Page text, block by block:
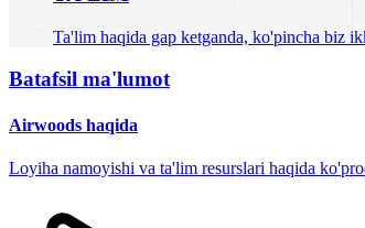
Ta'lim haqida gap ketganda, ko'pincha biz
Batafsil ma'lumot
Airwoods haqida
Loyiha namoyishi va ta'lim resurslari haqida